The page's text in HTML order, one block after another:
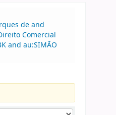
de and
Comercial
and au:SIMÃO